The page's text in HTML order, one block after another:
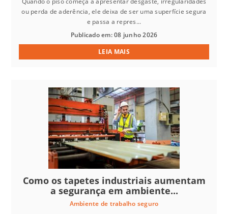
ou perda de aderência, ele deixa de ser uma superfície segura
e passa a repres...
Publicado em: 08 junho 2026
LEIA MAIS
Como os tapetes industriais aumentam
a segurança em ambiente...
Ambiente de trabalho seguro